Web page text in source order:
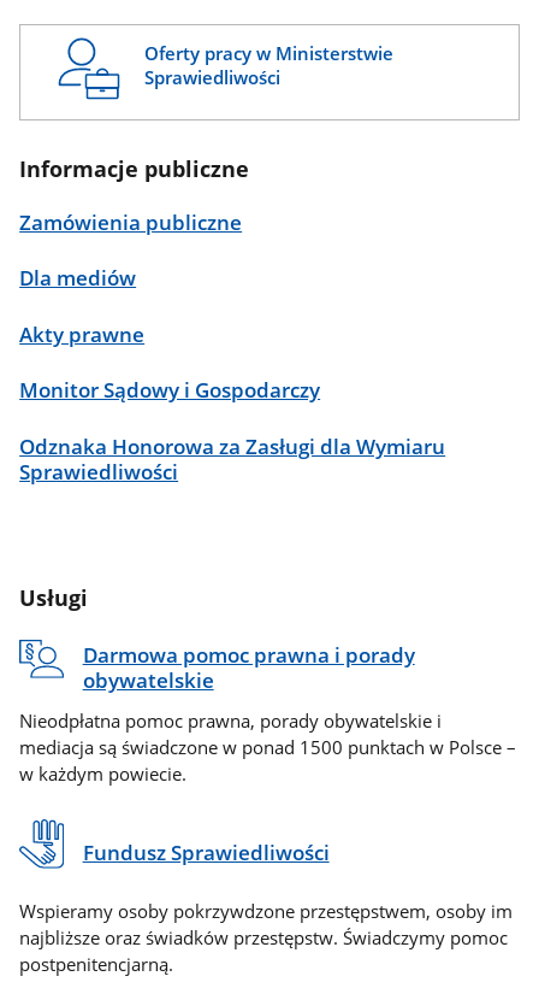
Oferty pracy w Ministerstwie
Sprawiedliwości
Informacje publiczne
Zamówienia publiczne
Dla mediów
Akty prawne
Monitor Sądowy i Gospodarczy
Odznaka Honorowa za Zasługi dla Wymiaru
Sprawiedliwości
Usługi
Darmowa pomoc prawna i porady
obywatelskie
Nieodpłatna pomoc prawna, porady obywatelskie i
mediacja są świadczone w ponad 1500 punktach w Polsce –
w każdym powiecie.
Fundusz Sprawiedliwości
Wspieramy osoby pokrzywdzone przestępstwem, osoby im
najbliższe oraz świadków przestępstw. Świadczymy pomoc
postpenitencjarną.